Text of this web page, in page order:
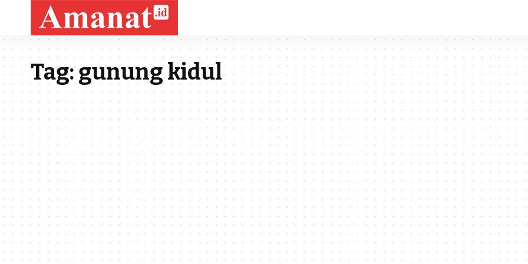
Tag:gunung kidul